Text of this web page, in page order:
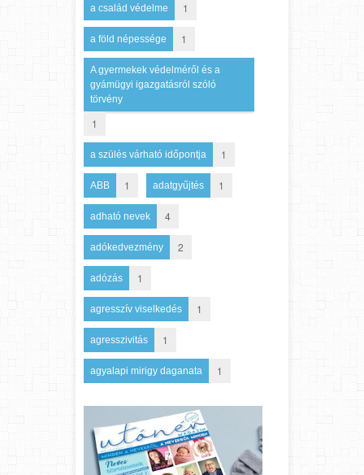
a család védelme 1
a föld népessége 1
A gyermekek védelméről és a
gyámügyi igazgatásról szóló
törvény
1
a szülés várható időpontja 1
ABB 1 adatgyűjtés 1
adható nevek 4
adókedvezmény 2
adózás 1
agresszív viselkedés 1
agresszivitás 1
agyalapi mirigy daganata 1